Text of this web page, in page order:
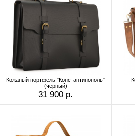
Кожаный портфель "Константинополь"
(черный)
31 900 р.